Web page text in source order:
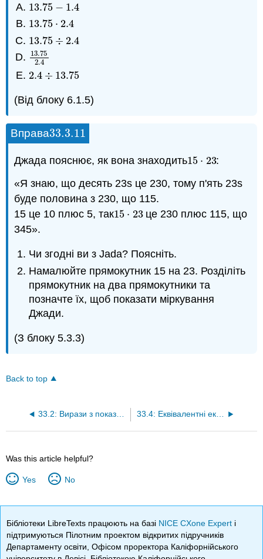
13.75 − 1.4
13.75 −1.4
13.75 ⋅ 2.4
13.75 ⋅ 2.4
13.75 ÷ 2.4
13.75 ÷2.4
13.75
2.4
13.75
2.4 ÷ 13.75
2.4 ÷13.75
(Від блоку 6.1.5)
Вправа33.3.11
33.3.11
Джада пояснює, як вона знаходить15 ⋅ 23
15 ⋅ 23:
«Я знаю, що десять 23s це 230, тому п'ять 23s
буде половина з 230, що 115.
15 це 10 плюс 5, так15 ⋅ 23
15 ⋅ 23це 230 плюс 115, що
345».
Чи згодні ви з Jada? Поясніть.
Намалюйте прямокутник 15 на 23. Розділіть
прямокутник на два прямокутники та
позначте їх, щоб показати міркування
Джади.
(З блоку 5.3.3)
Back to top
33.2: Вирази з показниками 33.4: Еквівалентні експоненціальні вирази
Was this article helpful?
Yes No
Бібліотеки LibreTexts працюють на базі NICE CXone Expert і
підтримуються Пілотним проектом відкритих підручників
Департаменту освіти, Офісом проректора Каліфорнійського